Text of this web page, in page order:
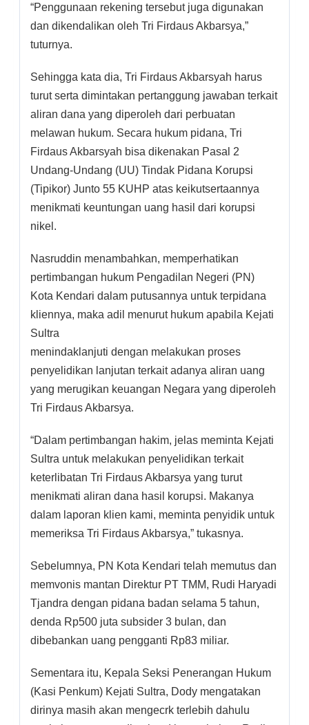
“Penggunaan rekening tersebut juga digunakan
dan dikendalikan oleh Tri Firdaus Akbarsya,”
tuturnya.
Sehingga kata dia, Tri Firdaus Akbarsyah harus
turut serta dimintakan pertanggung jawaban terkait
aliran dana yang diperoleh dari perbuatan
melawan hukum. Secara hukum pidana, Tri
Firdaus Akbarsyah bisa dikenakan Pasal 2
Undang-Undang (UU) Tindak Pidana Korupsi
(Tipikor) Junto 55 KUHP atas keikutsertaannya
menikmati keuntungan uang hasil dari korupsi
nikel.
Nasruddin menambahkan, memperhatikan
pertimbangan hukum Pengadilan Negeri (PN)
Kota Kendari dalam putusannya untuk terpidana
kliennya, maka adil menurut hukum apabila Kejati
Sultra
menindaklanjuti dengan melakukan proses
penyelidikan lanjutan terkait adanya aliran uang
yang merugikan keuangan Negara yang diperoleh
Tri Firdaus Akbarsya.
“Dalam pertimbangan hakim, jelas meminta Kejati
Sultra untuk melakukan penyelidikan terkait
keterlibatan Tri Firdaus Akbarsya yang turut
menikmati aliran dana hasil korupsi. Makanya
dalam laporan klien kami, meminta penyidik untuk
memeriksa Tri Firdaus Akbarsya,” tukasnya.
Sebelumnya, PN Kota Kendari telah memutus dan
memvonis mantan Direktur PT TMM, Rudi Haryadi
Tjandra dengan pidana badan selama 5 tahun,
denda Rp500 juta subsider 3 bulan, dan
dibebankan uang pengganti Rp83 miliar.
Sementara itu, Kepala Seksi Penerangan Hukum
(Kasi Penkum) Kejati Sultra, Dody mengatakan
dirinya masih akan mengecrk terlebih dahulu